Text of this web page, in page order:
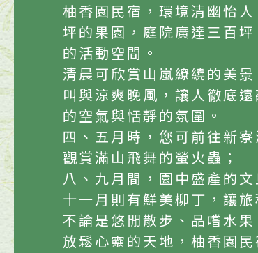
柚香園民宿，環境清幽怡
坪的果園，庭院廣達三百
的活動空間。
清晨可欣賞山嵐繚繞的美
叫與涼爽晚風，讓人徹底
的空氣與恬靜的氛圍。
四、五月時，您可前往新寮
觀賞滿山飛舞的螢火蟲；
八、九月間，園中盛產的文
十一月則有鮮美柳丁，讓旅
不論是悠閒散步、品嚐水
放鬆心靈的天地，柚香園